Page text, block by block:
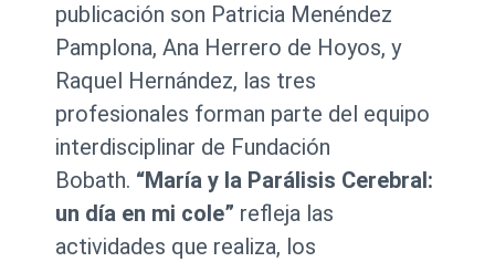
publicación son Patricia Menéndez
Pamplona, Ana Herrero de Hoyos, y
Raquel Hernández, las tres
profesionales forman parte del equipo
interdisciplinar de Fundación
Bobath. “María y la Parálisis Cerebral:
un día en mi cole” refleja las
actividades que realiza, los